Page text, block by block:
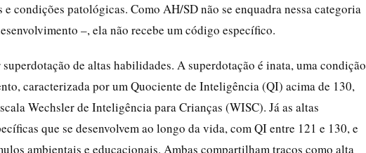
condições patológicas. Como AH/SD não se enquadra nessa categoria
–, ela não recebe um código específico.
de altas habilidades. A superdotação é inata, uma condição
caracterizada por um Quociente de Inteligência (QI) acima de 130,
Wechsler de Inteligência para Crianças (WISC). Já as altas
que se desenvolvem ao longo da vida, com QI entre 121 e 130, e
ambientais e educacionais. Ambas compartilham traços como alta